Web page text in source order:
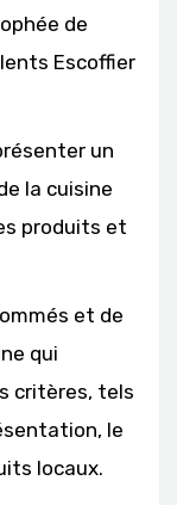
de
Escoffier
un
la cuisine
produits et
et de
qui
critères, tels
le
locaux.